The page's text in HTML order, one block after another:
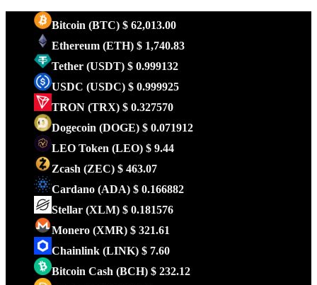
Bitcoin (BTC) $ 62,013.00
Ethereum (ETH) $ 1,740.83
Tether (USDT) $ 0.999132
USDC (USDC) $ 0.999925
TRON (TRX) $ 0.327570
Dogecoin (DOGE) $ 0.071912
LEO Token (LEO) $ 9.44
Zcash (ZEC) $ 463.07
Cardano (ADA) $ 0.166882
Stellar (XLM) $ 0.181576
Monero (XMR) $ 321.61
Chainlink (LINK) $ 7.60
Bitcoin Cash (BCH) $ 232.12